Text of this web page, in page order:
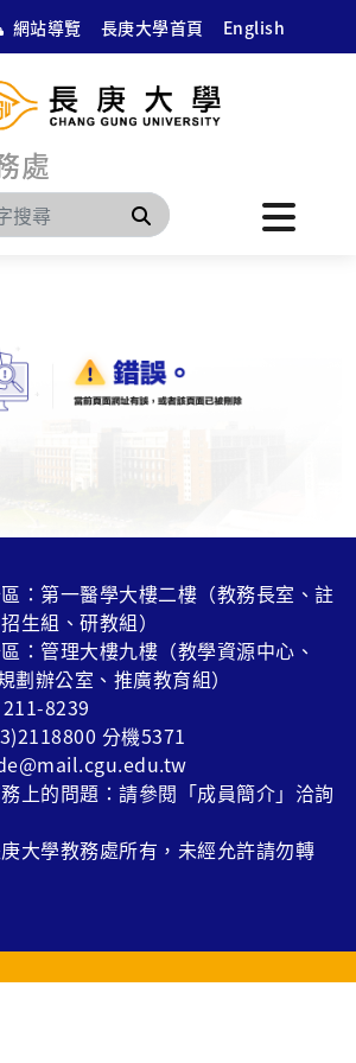
網站導覽 長庚大學首頁 English
處
搜尋
：第一醫學大樓二樓（教務長室、註
生組、研教組）
：管理大樓九樓（教學資源中心、
劃辦公室、推廣教育組）
8239
分機5371
上的問題：請參閱「成員簡介」洽詢
大學教務處所有，未經允許請勿轉